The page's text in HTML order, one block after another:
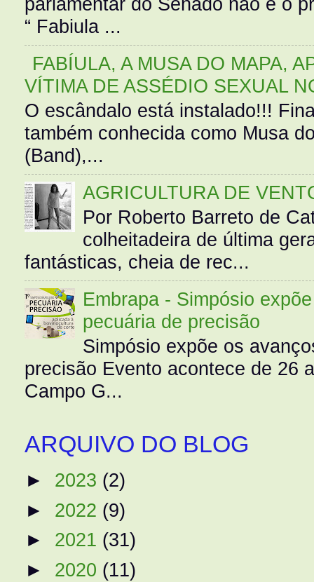
“ Fabiula ...
FABÍULA, A MUSA DO MAPA,
VÍTIMA DE ASSÉDIO SEXUAL
O escândalo está instalado!!!
também conhecida como Musa
(Band),...
AGRICULTURA DE
Por Roberto Barreto de
colheitadeira de última
fantásticas, cheia de rec...
Embrapa - Simpósio
pecuária de precisão
Simpósio expõe os
precisão Evento acontece de 26
Campo G...
ARQUIVO DO BLOG
► 2023 (2)
► 2022 (9)
► 2021 (31)
► 2020 (11)